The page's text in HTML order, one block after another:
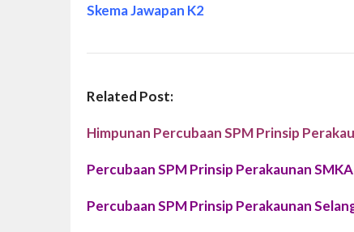
Skema Jawapan K2
Related Post:
Himpunan Percubaan SPM Prinsip
Percubaan SPM Prinsip Perakaunan
Percubaan SPM Prinsip Perakaunan